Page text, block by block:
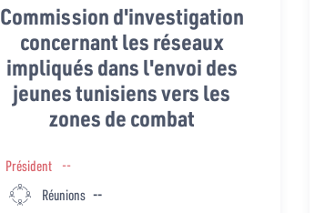
Commission d'investigation
concernant les réseaux
impliqués dans l'envoi des
jeunes tunisiens vers les
zones de combat
Président --
Réunions --